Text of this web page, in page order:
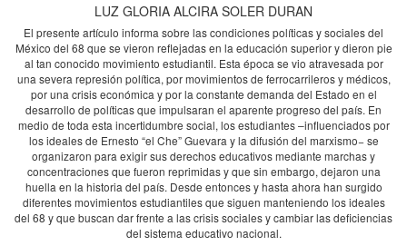
LUZ GLORIA ALCIRA SOLER DURAN
El presente artículo informa sobre las condiciones políticas y sociales del
México del 68 que se vieron reflejadas en la educación superior y dieron pie
al tan conocido movimiento estudiantil. Esta época se vio atravesada por
una severa represión política, por movimientos de ferrocarrileros y médicos,
por una crisis económica y por la constante demanda del Estado en el
desarrollo de políticas que impulsaran el aparente progreso del país. En
medio de toda esta incertidumbre social, los estudiantes –influenciados por
los ideales de Ernesto “el Che” Guevara y la difusión del marxismo− se
organizaron para exigir sus derechos educativos mediante marchas y
concentraciones que fueron reprimidas y que sin embargo, dejaron una
huella en la historia del país. Desde entonces y hasta ahora han surgido
diferentes movimientos estudiantiles que siguen manteniendo los ideales
del 68 y que buscan dar frente a las crisis sociales y cambiar las deficiencias
del sistema educativo nacional.